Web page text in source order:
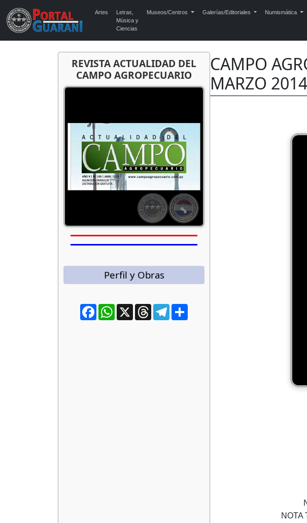
Artes
Letras,
Música y
Ciencias
Museos/Centros Galerías/Editoriales Numismática
REVISTA ACTUALIDAD DEL
CAMPO AGROPECUARIO
Perfil y Obras
FacebookWhatsApp
X ThreadsTelegram
CAMPO
MARZO
NOTA